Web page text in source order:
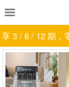
3 / 6 / 12 期，
銷售
樣式尺寸篩選
全部樣式 尊爵